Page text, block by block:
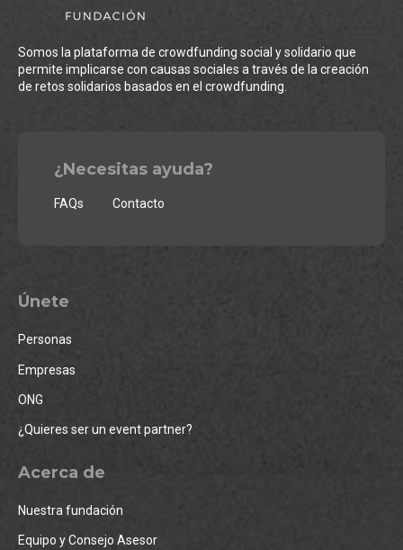
Somos la plataforma de crowdfunding social y solidario que
permite implicarse con causas sociales a través de la creación
de retos solidarios basados en el crowdfunding.
¿Necesitas ayuda?
FAQs Contacto
Únete
Personas
Empresas
ONG
¿Quieres ser un event partner?
Acerca de
Nuestra fundación
Equipo y Consejo Asesor